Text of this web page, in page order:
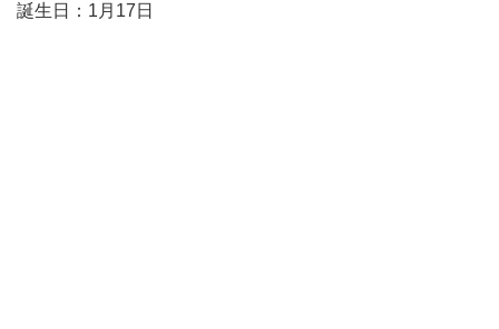
誕生日：1月17日